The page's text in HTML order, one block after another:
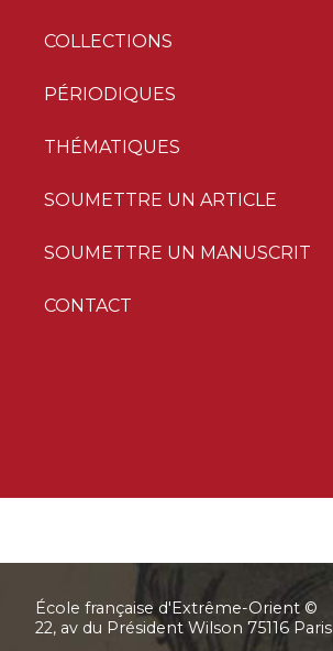
COLLECTIONS
PÉRIODIQUES
THÉMATIQUES
SOUMETTRE UN ARTICLE
SOUMETTRE UN MANUSCRIT
CONTACT
École française d'Extrême-Orient ©
22, av du Président Wilson 75116 Paris